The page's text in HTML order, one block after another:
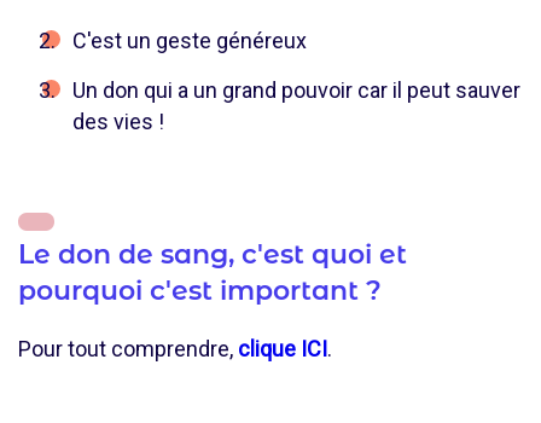
C'est un geste généreux
Un don qui a un grand pouvoir car il peut sauver
des vies !
Le don de sang, c'est quoi et
pourquoi c'est important ?
Pour tout comprendre, clique ICI.